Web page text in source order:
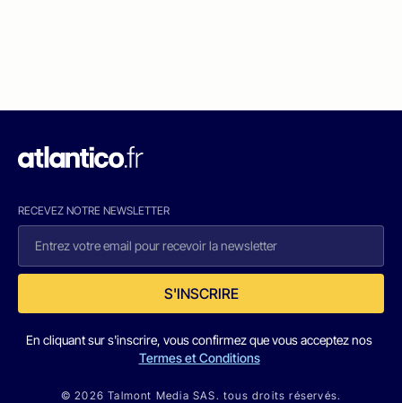
RECEVEZ NOTRE NEWSLETTER
S'INSCRIRE
En cliquant sur s'inscrire, vous confirmez que vous acceptez nos
Termes et Conditions
© 2026 Talmont Media SAS. tous droits réservés.